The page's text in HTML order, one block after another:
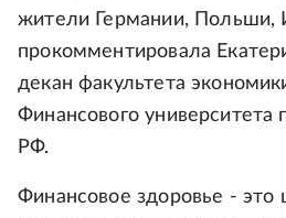
жители Германии, Польши,
прокомментировала
декан факультета
Финансового университета
РФ.
Финансовое здоровье - это